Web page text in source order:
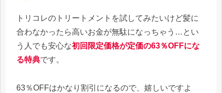
トリコレのトリートメントを試してみたいけど髪に
合わなかったら高いお金が無駄になっちゃう…とい
う人でも安心な初回限定価格が定価の63％OFFにな
る特典です。
63％OFFはかなり割引になるので、嬉しいですよ